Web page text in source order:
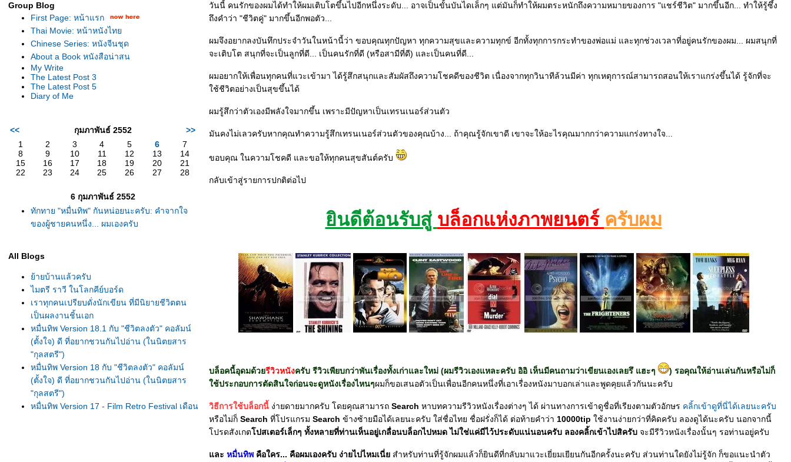
Group Blog
First Page: หน้าแรก
Thai Movie: หน้าหนังไท
Chinese Series: หนังจีนชุด
About a Book หนังสือน่าสน
My Write
The Latest Post 3
The Latest Post 5
Diary of Me
<< กุมภาพันธ์ 2552
>>
1
2 3 4 5 6
7
8
9 10 11 12 13
14
15
16 17 18 19 20
21
22
23 24 25 26 27 28
6 กุมภาพันธ์ 2552
ทักทาย "หมื่นทิพ" กันหน่อยนะครับ: คำจากใจ
ของผู้ชายคนหนึ่ง... ผมเองครับ
All Blogs
้ายบ้านแล้วครับ
ไมตรี ราวี ในโลกคีย์บอร์ด
เราทุกคนเปรียบดั่งนักเขียน ที่มีนิยายชีวิตตน
เป็นผลงานชิ้นเอก
หมื่นทิพ Version 18.1 กับ "ชีวิตลงตัว" คอลัมน์
(ตั้งใจ) ดี ที่อยากชวนกันไปอ่าน (ในนิตยสาร
"กุลสตรี")
หมื่นทิพ Version 18 กับ "ชีวิตลงตัว" คอลัมน์
(ตั้งใจ) ดี ที่อยากชวนกันไปอ่าน (ในนิตยสาร
"กุลสตรี")
หมื่นทิพ Version 17 - Film Retro Festival เดือน
วันนี้ คนรักของผมได้ทำให้ผมเติบโตขึ้นไปอีกหนึ่งระดับ... อาจเป็นขั้นบันไดเล็กๆ แต่มันก็ทำให้ผมตระหนักถึงความหมายของการ "แชร์ชีวิต" มากขึ้นอีก... ทำให้รู้ซึ้ง
ถึงคำว่า "ชีวิตคู่" มากขึ้นอีกพอตัว...
ผมจึงอยากลงบันทึกประจำวันในหน้านี้ว่า ขอบคุณทุกปัญหา ทุกความสุขและความทุกข์ อีกทั้งทุกการกระทำของพ่อแม่ และทุกช่วงเวลาที่อยู่คนรักของผม... ผมสนุกที่
จะเติบโต สนุกที่จะเป็นลูกที่ดี... เป็นคนรักที่ดี (หรือสามีที่ดี) และเป็นคนที่ดี...
ผมอยากให้เพื่อนทุกคนที่แวะเข้ามา ได้รู้สึกสนุกและสัมผัสถึงความโชคดีของชีวิต เนื่องจากทุกวินาทีล้วนมีค่า ทุกเหตุการณ์สามารถสอนให้เราแกร่งขึ้นได้ รู้จักที่จะ
ช้ชีวิตอย่างเป็นสุขขึ้นได้
ผมรู้สึกว่าตัวเองมีพลังใจมากขึ้น เพราะมีปัญหาเป็นเทรนเนอร์ส่วนตัว
มันคงไม่เลวครับหากคุณทำความรู้สึกเทรนเนอร์ส่วนตัวของคุณบ้าง... ถ้าคุณรู้จักเขาดี เขาจะให้อะไรคุณมากกว่าความแกร่งทางใจ...
ขอบคุณ ในความโชคดี และขอให้ทุกคนสุขสันต์ครับ
กลับเข้าสู่รายการปกติต่อไป
ินดีต้อนรับสู่ บล็อกแห่งภาพยนตร์ ครับผม
บล็อคนี้อุดมด้วรีวิวหนังครับ รีวิวเพียบกว่าพันเรื่องทั้งเก่าและใหม่ (ผมรีวิวเองแหละครับ อิอิ เห็นมีคนถามว่าเขียนเองเลยรึ แฮะๆ
) รอคุณให้อ่านเล่นกันหรือไม่ก็
ช้ประกอบการตัดสินใจก่อนจะดูหนังเรื่องไหนๆผมก็ขอเสนอตัวเป็นเพื่อนอีกคนหนึ่งที่เอาเรื่องหนังมาบอกเล่าและพูดคุยแล้วกันนะครับ
วิธีการใช้บล็อกนี้ ง่ายดายมากครับ โดยคุณสามารถ Search หาบทความรีวิวหนังเรื่องต่างๆ ได้ ผ่านทางการเข้าดูชื่อที่เรียงตามตัวอักษร คลิ้กเข้าดูที่นี่ได้เลยนะครับ
หรือไม่ก็ Search ที่โปรแกรม Search ข้างซ้ายมือได้เลยนะครับ ใส่ชื่อไทย ชื่อฝรั่งก็ได้ ต่อท้ายคำว่า 10000tip ช้งานง่ายกว่าที่คิดครับ ลองดูได้นะครับ นอกจากนี้
ปรดสังเกตปสเตอร์เล็กๆ ทั้งหลายที่ท่านเห็นอยู่เกลื่อนบล็อกไปหมด ไม่ใช่แค่มีไว้ประดับแน่นอนครับ ลองคลิ้กเข้าไปสิครับ จะมีรีวิวหนังเรื่องนั้นๆ รอท่านอยู่ครับ
ละ หมื่นทิพ คือใคร... คือผมเองครับ ง่ายไปไหมเนี่ สำหรับท่านที่รู้จักผมแล้วก็ยินดีที่กลับมาแวะเยี่ยมเยียนกันอีกครั้งนะครับ ส่วนท่านใดยังไม่รู้จัก ก็ขอแนะนำตัว